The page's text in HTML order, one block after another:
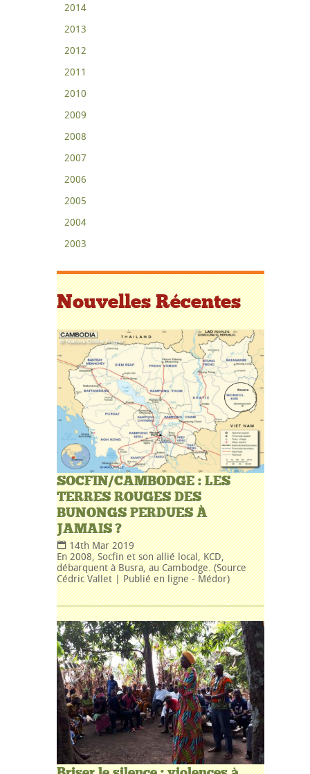
2014
2013
2012
2011
2010
2009
2008
2007
2006
2005
2004
2003
Nouvelles Récentes
SOCFIN/CAMBODGE : LES
TERRES ROUGES DES
BUNONGS PERDUES À
JAMAIS ?
14th Mar 2019
En 2008, Socfin et son allié local, KCD,
débarquent à Busra, au Cambodge. (Source
Cédric Vallet | Publié en ligne - Médor)